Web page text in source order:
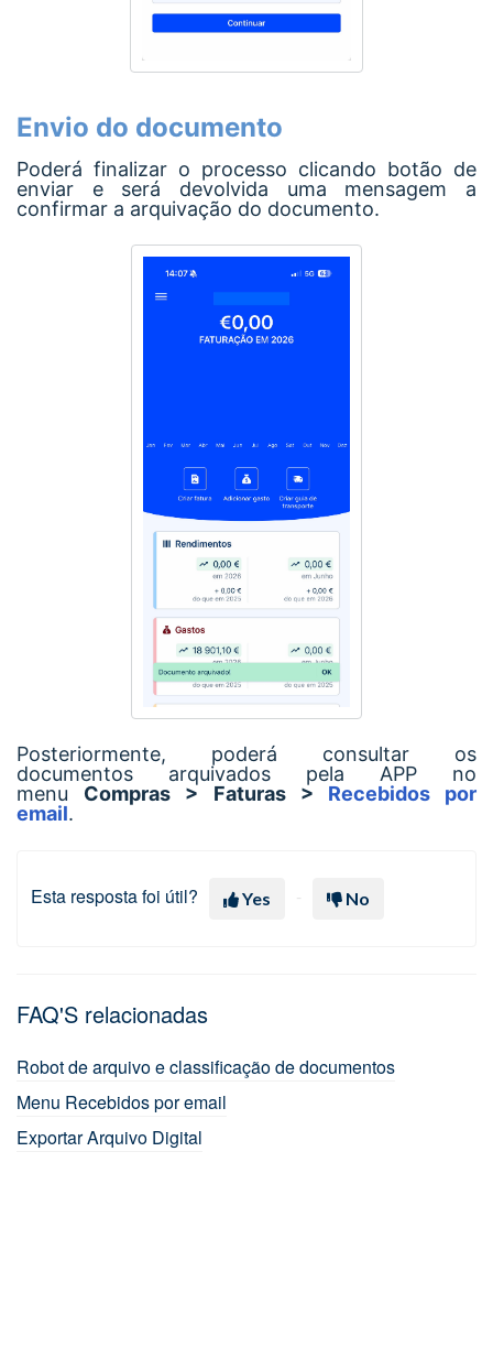
Envio do documento
Poderá finalizar o processo clicando botão de
enviar e será devolvida uma mensagem a
confirmar a arquivação do documento.
Posteriormente, poderá consultar os
documentos arquivados pela APP no
menu Compras > Faturas > Recebidos por
email.
Esta resposta foi útil? Yes No
FAQ'S relacionadas
Robot de arquivo e classificação de documentos
Menu Recebidos por email
Exportar Arquivo Digital